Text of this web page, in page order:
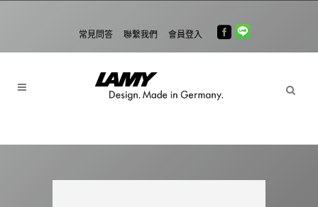
常見問答 聯繫我們 會員登入